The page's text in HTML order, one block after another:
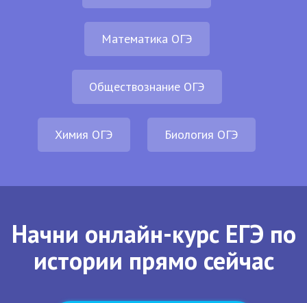
Математика ОГЭ
Обществознание ОГЭ
Химия ОГЭ Биология ОГЭ
Начни онлайн-курс ЕГЭ по
истории прямо сейчас